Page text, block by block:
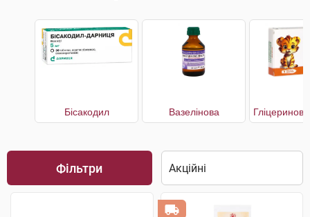
Бісакодил Вазелінова
Фільтри